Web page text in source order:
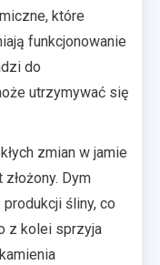
które
funkcjonowanie
do
utrzymywać się
zmian w jamie
Dym
śliny, co
z kolei sprzyja